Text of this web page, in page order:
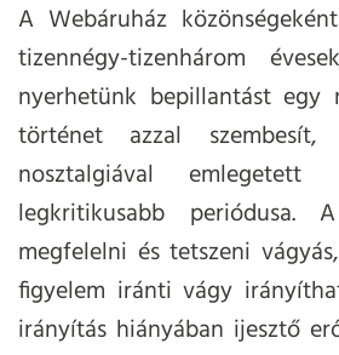
A Webáruház
tizennégy-tizenhárom
nyerhetünk bepillantást egy
történet azzal
nosztalgiával
legkritikusabb periódusa.
megfelelni és tetszeni
figyelem iránti vágy
irányítás hiányában ijesztő